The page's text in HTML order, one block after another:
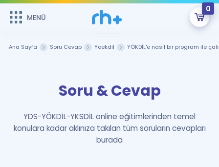
MENÜ
0
Şifremi Hatırlamıyorum
GİRİŞ YAP
Remzi Hoca ile seni sınava hazırlayacak onlarca eğitim seni
bekliyor!
MENÜ
Çalışma Paketleri
Kitaplar ve Kaynaklar
Ana Sayfa Soru Cevap Yoekdil YÖKDİL'e nasıl bir program ile
Soru & Cevap
YDS-YÖKDİL-YKSDİL online eğitimlerinden temel
konulara kadar aklınıza takılan tüm soruların cevapları
burada